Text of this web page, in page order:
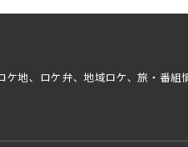
ケ地、ロケ弁、地域ロケ、旅・番組